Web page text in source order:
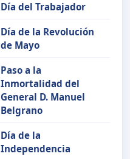
Día del Trabajador
Día de la Revolución
de Mayo
Paso a la
Inmortalidad del
General D. Manuel
Belgrano
Día de la
Independencia